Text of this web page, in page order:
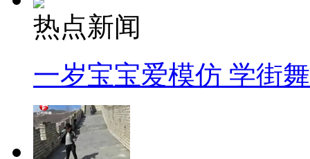
热点新闻
一岁宝宝爱模仿 学街